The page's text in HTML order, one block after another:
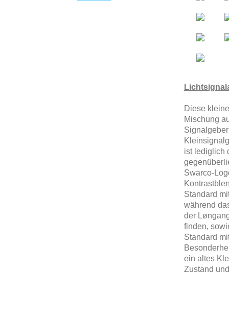
Diese
Mischung
ist lediglich
Swarco-
Standard
während
der
finden,
Standard
ein altes
Zustand